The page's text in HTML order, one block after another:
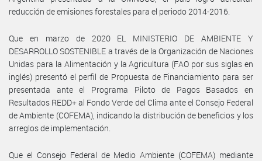
reducción de emisiones forestales para el periodo 2014-2016.
Que en marzo de 2020 EL MINISTERIO DE AMBIENTE Y
DESARROLLO SOSTENIBLE a través de la Organización de Naciones
Unidas para la Alimentación y la Agricultura (FAO por sus siglas en
inglés) presentó el perfil de Propuesta de Financiamiento para ser
presentada ante el Programa Piloto de Pagos Basados en
Resultados REDD+ al Fondo Verde del Clima ante el Consejo Federal
de Ambiente (COFEMA), indicando la distribución de beneficios y los
arreglos de implementación.
Que el Consejo Federal de Medio Ambiente (COFEMA) mediante